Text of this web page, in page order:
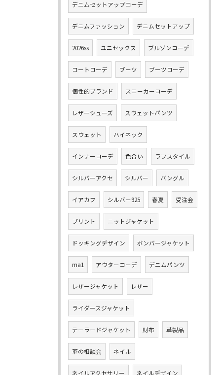
デニムセットアップコーデ
デニムファッション デニムセットアップ
2026ss ユニセックス ブルゾンコーデ
コートコーデ ブーツ ブーツコーデ
個性的ブランド スニーカーコーデ
レザーシューズ スウェットパンツ
スウェット ハイネック
インナーコーデ 色合い ラフスタイル
シルバーアクセ シルバー バングル
イアカフ シルバー925 春夏 受注会
プリント ニットジャケット
ドッキングデザイン ボンバージャケット
ma1 アウターコーデ デニムパンツ
レザージャケット レザー
ライダースジャケット
テーラードジャケット 財布 革製品
革の相談会 ネイル
ネイルアクセサリー ネイルデザイン